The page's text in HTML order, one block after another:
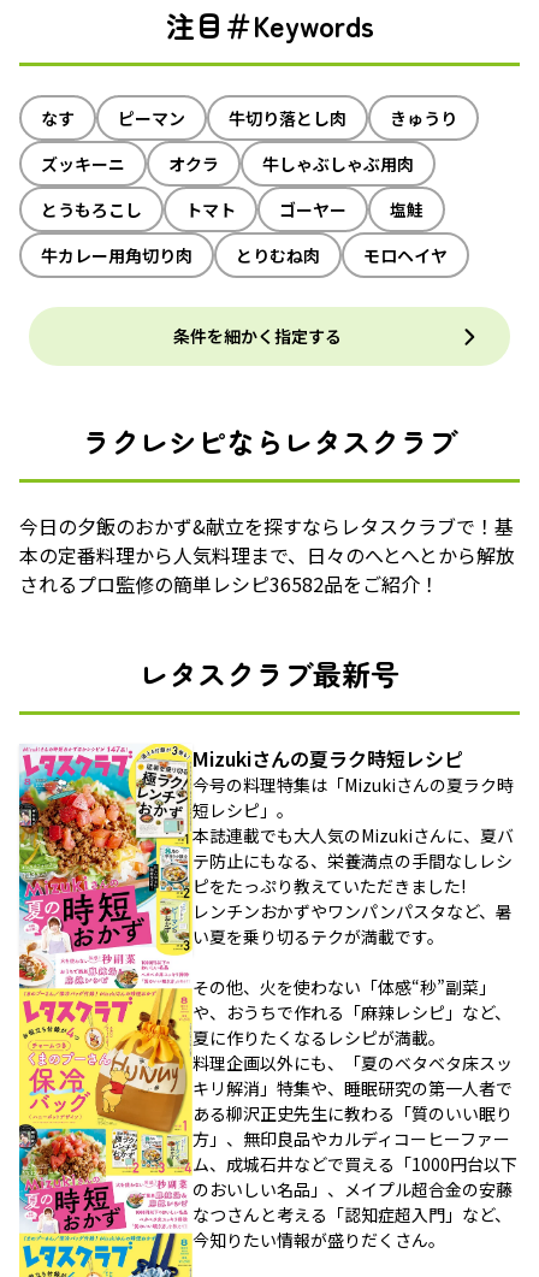
注目＃Keywords
なす ピーマン 牛切り落とし肉
きゅうり
ズッキーニ
オクラ
牛しゃぶしゃぶ用肉
とうもろこし
トマト ゴーヤー
塩鮭
牛カレー用角切り肉
とりむね肉 モロヘイヤ
条件を細かく指定する
ラクレシピならレタスクラブ
今日の夕飯のおかず&献立を探すならレタスクラブで！基
本の定番料理から人気料理まで、日々のへとへとから解放
されるプロ監修の簡単レシピ36582品をご紹介！
レタスクラブ最新号
Mizukiさんの夏ラク時短レシピ
今号の料理特集は「Mizukiさんの夏ラク時
短レシピ」。
本誌連載でも大人気のMizukiさんに、夏バ
テ防止にもなる、栄養満点の手間なしレシ
ピをたっぷり教えていただきました!
レンチンおかずやワンパンパスタなど、暑
い夏を乗り切るテクが満載です。
その他、火を使わない「体感“秒”副菜」
や、おうちで作れる「麻辣レシピ」など、
夏に作りたくなるレシピが満載。
料理企画以外にも、「夏のベタベタ床スッ
キリ解消」特集や、睡眠研究の第一人者で
ある柳沢正史先生に教わる「質のいい眠り
方」、無印良品やカルディコーヒーファー
ム、成城石井などで買える「1000円台以下
のおいしい名品」、メイプル超合金の安藤
なつさんと考える「認知症超入門」など、
今知りたい情報が盛りだくさん。